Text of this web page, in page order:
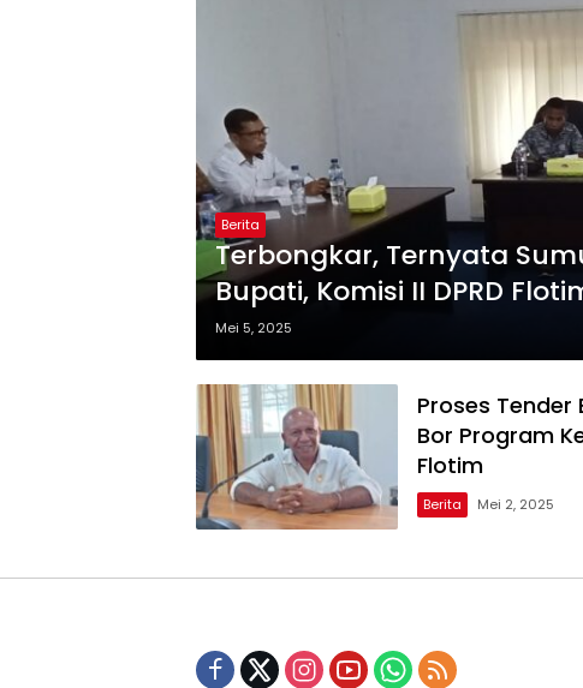
Berita
Terbongkar, Ternyata
Bupati, Komisi II DPRD
Mei 5, 2025
Proses Tender
Bor Program
Flotim
Berita Mei 2, 2025